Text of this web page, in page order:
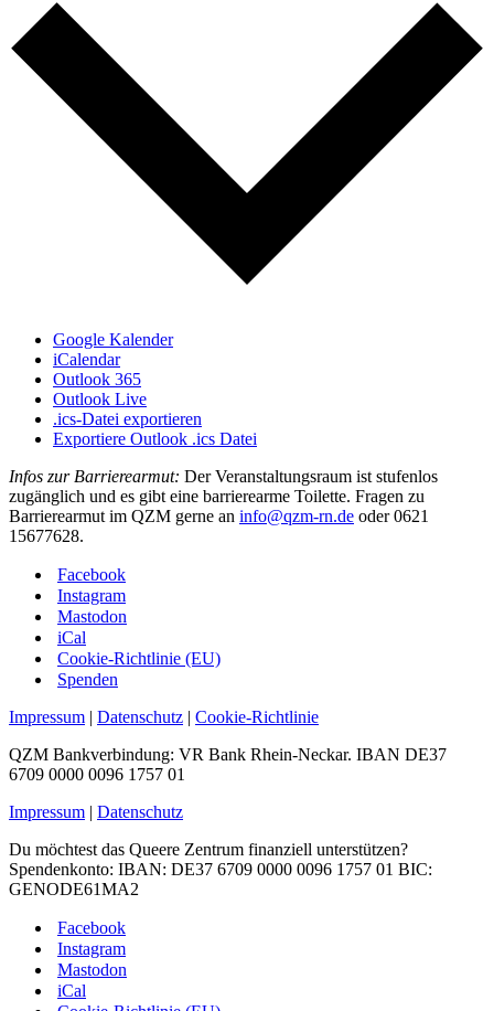
Google Kalender
iCalendar
Outlook 365
Outlook Live
.ics-Datei exportieren
Exportiere Outlook .ics Datei
Infos zur Barrierearmut: Der Veranstaltungsraum ist stufenlos
zugänglich und es gibt eine barrierearme Toilette. Fragen zu
Barrierearmut im QZM gerne an info@qzm-rn.de oder 0621
15677628.
Facebook
Instagram
Mastodon
iCal
Cookie-Richtlinie (EU)
Spenden
Impressum | Datenschutz | Cookie-Richtlinie
QZM Bankverbindung: VR Bank Rhein-Neckar. IBAN DE37
6709 0000 0096 1757 01
Impressum | Datenschutz
Du möchtest das Queere Zentrum finanziell unterstützen?
Spendenkonto: IBAN: DE37 6709 0000 0096 1757 01 BIC:
GENODE61MA2
Facebook
Instagram
Mastodon
iCal